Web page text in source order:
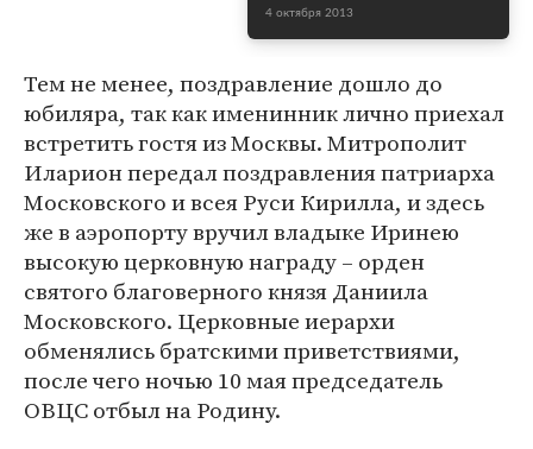
4 октября 2013
Тем не менее, поздравление дошло до
юбиляра, так как именинник лично приехал
встретить гостя из Москвы. Митрополит
Иларион передал поздравления патриарха
Московского и всея Руси Кирилла, и здесь
же в аэропорту вручил владыке Иринею
высокую церковную награду – орден
святого благоверного князя Даниила
Московского. Церковные иерархи
обменялись братскими приветствиями,
после чего ночью 10 мая председатель
ОВЦС отбыл на Родину.